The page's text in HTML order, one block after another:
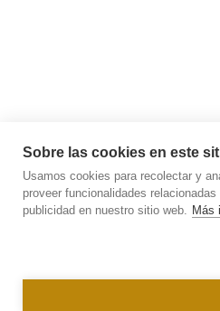
Sobre las cookies en este
Usamos cookies para recolectar y
proveer funcionalidades
publicidad en nuestro sitio web. Más